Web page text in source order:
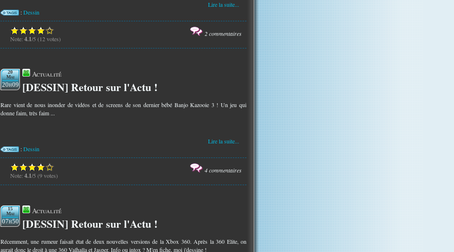
Lire la suite...
:Dessin
2 commentaires
Note: 4.1/5 (12 votes)
20
Mai
20h09
Actualité
[DESSIN] Retour sur l'Actu !
Rare vient de nous inonder de vidéos et de screens de son dernier bébé Banjo Kazooie 3 ! Un jeu qui
donne faim, très faim ...
Lire la suite...
:Dessin
4 commentaires
Note: 4.1/5 (9 votes)
15
Mai
07h50
Actualité
[DESSIN] Retour sur l'Actu !
Récemment, une rumeur faisait état de deux nouvelles versions de la Xbox 360. Après la 360 Elite, on
aurait donc le droit à une 360 Valhalla et Jasper. Info ou intox ? M'en fiche, moi j'dessine !